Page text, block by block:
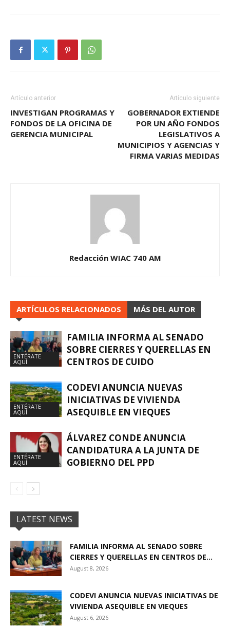
Artículo anterior
INVESTIGAN PROGRAMAS Y
FONDOS DE LA OFICINA DE
GERENCIA MUNICIPAL
Artículo siguiente
GOBERNADOR EXTIENDE
POR UN AÑO FONDOS
LEGISLATIVOS A
MUNICIPIOS Y AGENCIAS Y
FIRMA VARIAS MEDIDAS
Redacción WIAC 740 AM
ARTÍCULOS RELACIONADOS MÁS DEL AUTOR
ENTÉRATE
AQUÍ
FAMILIA INFORMA AL SENADO
SOBRE CIERRES Y QUERELLAS EN
CENTROS DE CUIDO
ENTÉRATE
AQUÍ
CODEVI ANUNCIA NUEVAS
INICIATIVAS DE VIVIENDA
ASEQUIBLE EN VIEQUES
ENTÉRATE
AQUÍ
ÁLVAREZ CONDE ANUNCIA
CANDIDATURA A LA JUNTA DE
GOBIERNO DEL PPD
LATEST NEWS
FAMILIA INFORMA AL SENADO SOBRE
CIERRES Y QUERELLAS EN CENTROS DE...
August 8, 2026
CODEVI ANUNCIA NUEVAS INICIATIVAS DE
VIVIENDA ASEQUIBLE EN VIEQUES
August 6, 2026